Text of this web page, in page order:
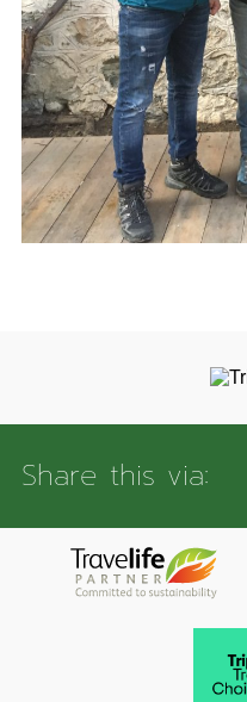
Share this via: